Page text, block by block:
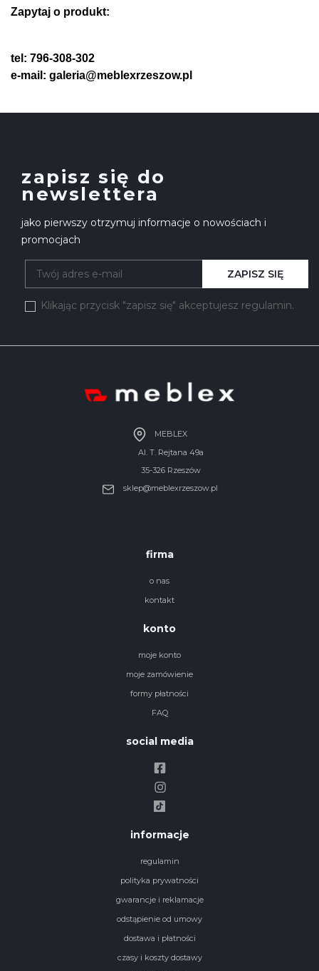
Zapytaj o produkt:
tel: 796-308-302
e-mail: galeria@meblexrzeszow.pl
zapisz się do
newslettera
jako pierwszy otrzymuj informacje o nowościach i
promocjach
Klikając przycisk "zapisz się" akceptujesz regulamin.
ZAPISZ SIĘ
MEBLEX
Al. T. Rejtana 49a
35-326 Rzeszów
sklep@meblexrzeszow.pl
firma
o nas
kontakt
konto
moje konto
moje zamówienie
formy płatności
FAQ
social media
informacje
regulamin
polityka prywatności
gwarancje i reklamacje
odstąpienie od umowy
dostawa i płatności
czasy i koszty dostawy